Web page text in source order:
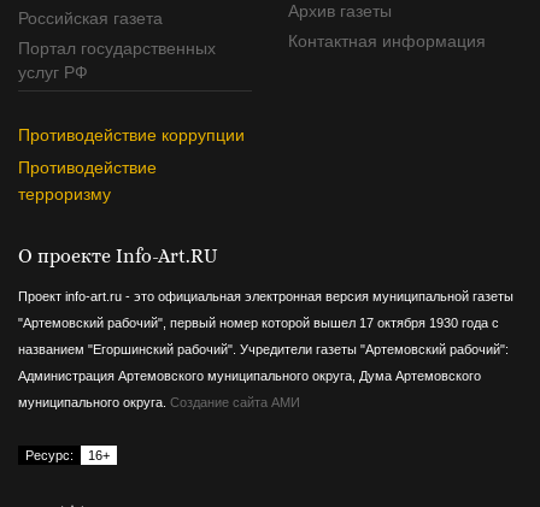
Российская газета
Портал государственных
услуг РФ
Противодействие коррупции
Противодействие
терроризму
Архив газеты
Контактная информация
О проекте Info-Art.RU
Проект info-art.ru - это официальная электронная версия муниципальной газеты
"Артемовский рабочий", первый номер которой вышел 17 октября 1930 года с
названием "Егоршинский рабочий". Учредители газеты "Артемовский рабочий":
Администрация Артемовского муниципального округа, Дума Артемовского
муниципального округа. Создание сайта АМИ
Ресурс: 16+